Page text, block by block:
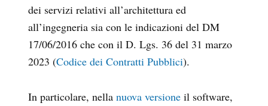
dei servizi relativi all’architettura ed
all’ingegneria sia con le indicazioni del DM
17/06/2016 che con il D. Lgs. 36 del 31 marzo
2023 (Codice dei Contratti Pubblici).
In particolare, nella nuova versione il software,